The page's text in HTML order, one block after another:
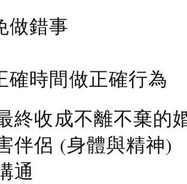
做錯事
確時間做正確行為
終收成不離不棄的
伴侶 (身體與精神)
通